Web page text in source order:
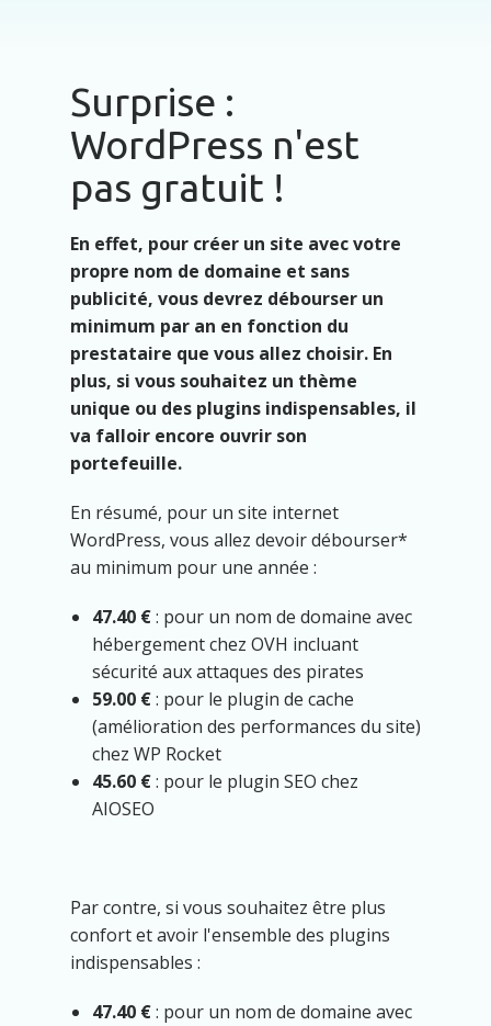
Surprise :
WordPress n'est
pas gratuit !
En effet, pour créer un site avec votre
propre nom de domaine et sans
publicité, vous devrez débourser un
minimum par an en fonction du
prestataire que vous allez choisir. En
plus, si vous souhaitez un thème
unique ou des plugins indispensables, il
va falloir encore ouvrir son
portefeuille.
En résumé, pour un site internet
WordPress, vous allez devoir débourser*
au minimum pour une année :
47.40 €: pour un nom de domaine avec
hébergement chez OVH incluant
sécurité aux attaques des pirates
59.00 €: pour le plugin de cache
(amélioration des performances du site)
chez WP Rocket
45.60 €: pour le plugin SEO chez
AIOSEO
Par contre, si vous souhaitez être plus
confort et avoir l'ensemble des plugins
indispensables :
47.40 €: pour un nom de domaine avec